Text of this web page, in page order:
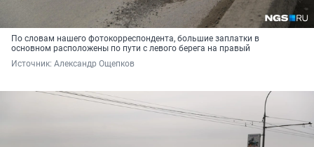
По словам нашего фотокорреспондента, большие заплатки в
основном расположены по пути с левого берега на правый
Источник: Александр Ощепков